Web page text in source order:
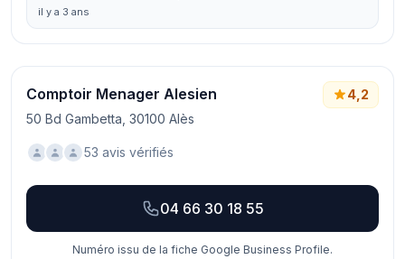
il y a 3 ans
Comptoir Menager Alesien
50 Bd Gambetta, 30100 Alès
4,2
53 avis vérifiés
04 66 30 18 55
Numéro issu de la fiche Google Business Profile.